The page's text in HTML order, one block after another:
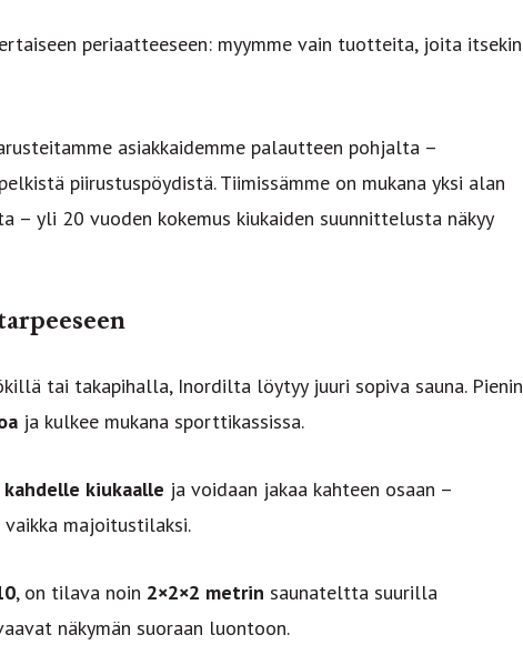
periaatteeseen: myymme vain tuotteita, joita itsekin
asiakkaidemme palautteen pohjalta –
piirustuspöydistä. Tiimissämme on mukana yksi alan
– yli 20 vuoden kokemus kiukaiden suunnittelusta näkyy
tai takapihalla, Inordilta löytyy juuri sopiva sauna. Pienin
ja kulkee mukana sporttikassissa.
kahdelle kiukaalle ja voidaan jakaa kahteen osaan –
vaikka majoitustilaksi.
, on tilava noin 2×2×2 metrin saunateltta suurilla
näkymän suoraan luontoon.